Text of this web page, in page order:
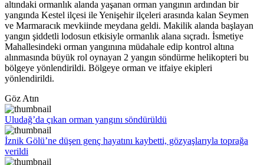
altındaki ormanlık alanda yaşanan orman yangının ardından bir
yangında Kestel ilçesi ile Yenişehir ilçeleri arasında kalan Seymen
ve Marmaracık mevkiinde meydana geldi. Makilik alanda başlayan
yangın şiddetli lodosun etkisiyle ormanlık alana sıçradı. İsmetiye
Mahallesindeki orman yangınına müdahale edip kontrol altına
alınmasında büyük rol oynayan 2 yangın söndürme helikopteri bu
bölgeye yönlendirildi. Bölgeye orman ve itfaiye ekipleri
yönlendirildi.
Göz Atın
Uludağ’da çıkan orman yangını söndürüldü
İznik Gölü’ne düşen genç hayatını kaybetti, gözyaşlarıyla toprağa
verildi